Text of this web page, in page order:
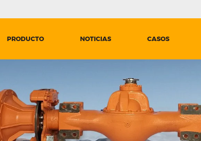
PRODUCTO NOTICIAS CASOS